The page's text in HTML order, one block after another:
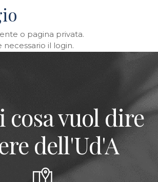
o pagina privata.
il login.
cosa vuol dire
dell'Ud'A